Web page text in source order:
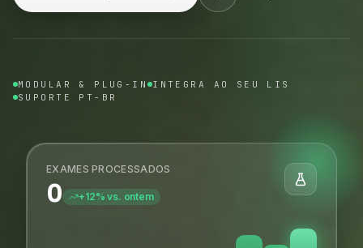
MODULAR & PLUG-IN INTEGRA AO SEU LIS
SUPORTE PT-BR
EXAMES PROCESSADOS
0 +12% vs. ontem